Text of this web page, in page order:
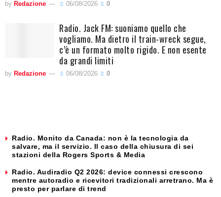
by Redazione 06/08/2026 0
Radio. Jack FM: suoniamo quello che
vogliamo. Ma dietro il train-wreck segue,
c’è un formato molto rigido. E non esente
da grandi limiti
by Redazione 06/08/2026 0
Radio. Monito da Canada: non è la tecnologia da
salvare, ma il servizio. Il caso della chiusura di sei
stazioni della Rogers Sports & Media
Radio. Audiradio Q2 2026: device connessi crescono
mentre autoradio e ricevitori tradizionali arretrano. Ma è
presto per parlare di trend